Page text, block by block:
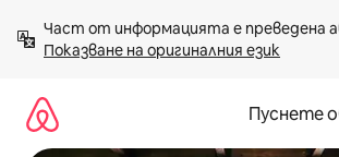
към
съдържанието
Показване на оригиналния език
Пуснете